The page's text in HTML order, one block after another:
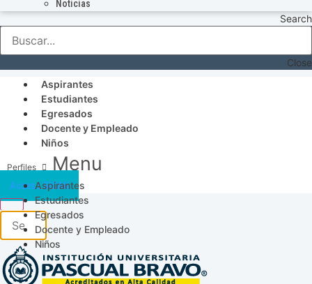
Noticias
Search
Close
Aspirantes
Estudiantes
Egresados
Docente y Empleado
Niños
Menu
Aspirantes
Estudiantes
Egresados
Docente y Empleado
Niños
Acceso SICAU